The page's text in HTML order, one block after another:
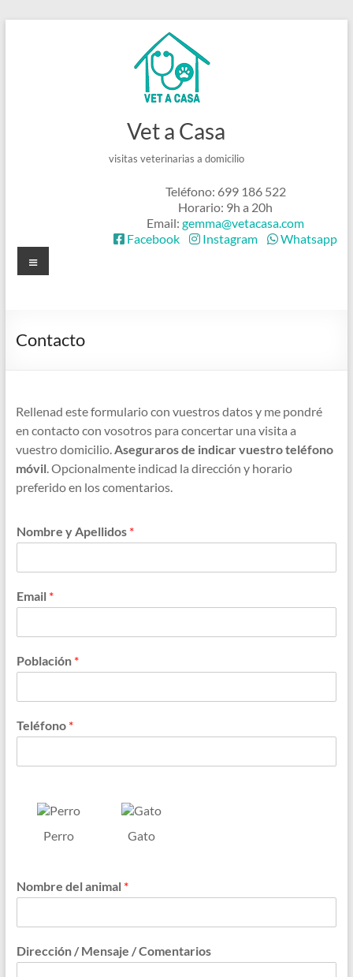
Vet a Casa
visitas veterinarias a domicilio
Teléfono: 699 186 522
Horario: 9h a 20h
Email:gemma@vetacasa.com
Facebook
Instagram Whatsapp
Menú
Contacto
Rellenad este formulario con vuestros datos y me pondré
en contacto con vosotros para concertar una visita a
vuestro domicilio.Aseguraros de indicar vuestro teléfono
móvil. Opcionalmente indicad la dirección y horario
preferido en los comentarios.
Nombre y Apellidos *
Email *
Población *
Teléfono *
e
l
a
c
i
Perro Gato
Nombre del animal *
Dirección / Mensaje / Comentarios